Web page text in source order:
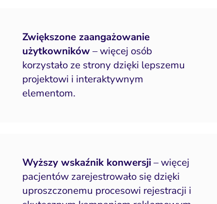
Zwiększone zaangażowanie
użytkowników– więcej osób
korzystało ze strony dzięki lepszemu
projektowi i interaktywnym
elementom.
Wyższy wskaźnik konwersji – więcej
pacjentów zarejestrowało się dzięki
uproszczonemu procesowi rejestracji i